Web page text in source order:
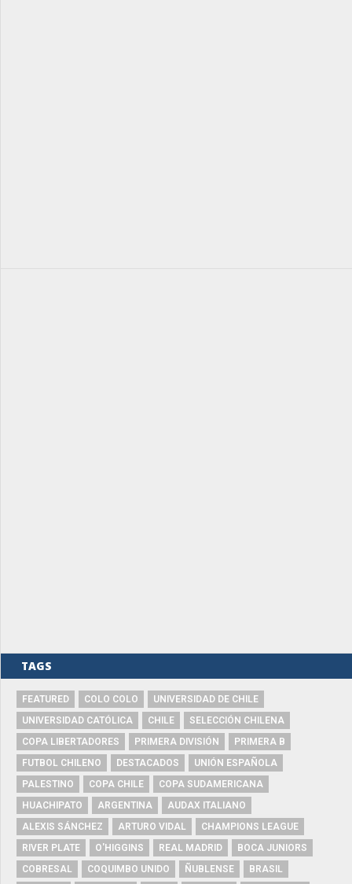
TAGS
FEATURED COLO COLO
UNIVERSIDAD DE CHILE
UNIVERSIDAD CATÓLICA
CHILE
SELECCIÓN CHILENA
COPA LIBERTADORES
PRIMERA DIVISIÓN
PRIMERA B
FUTBOL CHILENO
DESTACADOS
UNIÓN ESPAÑOLA
PALESTINO
COPA CHILE
COPA SUDAMERICANA
HUACHIPATO
ARGENTINA
AUDAX ITALIANO
ALEXIS SÁNCHEZ
ARTURO VIDAL
CHAMPIONS LEAGUE
RIVER PLATE
O'HIGGINS REAL MADRID
BOCA JUNIORS
COBRESAL
COQUIMBO UNIDO ÑUBLENSE
BRASIL